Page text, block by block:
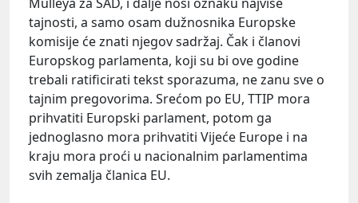
tajnosti, a samo osam dužnosnika Europske
komisije će znati njegov sadržaj. Čak i članovi
Europskog parlamenta, koji su bi ove godine
trebali ratificirati tekst sporazuma, ne zanu sve o
tajnim pregovorima. Srećom po EU, TTIP mora
prihvatiti Europski parlament, potom ga
jednoglasno mora prihvatiti Vijeće Europe i na
kraju mora proći u nacionalnim parlamentima
svih zemalja članica EU.